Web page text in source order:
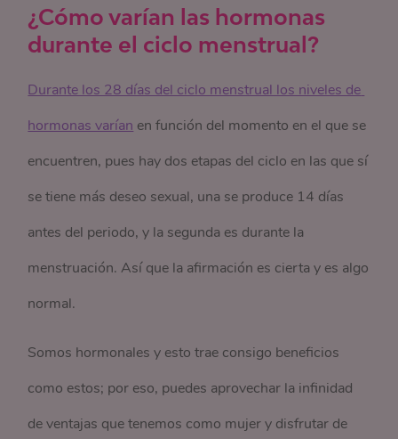
¿Cómo varían las hormonas
durante el ciclo menstrual?
Durante los 28 días del ciclo menstrual los niveles de
hormonas varían en función del momento en el que se
encuentren, pues hay dos etapas del ciclo en las que sí
se tiene más deseo sexual, una se produce 14 días
antes del periodo, y la segunda es durante la
menstruación. Así que la afirmación es cierta y es algo
normal.
Somos hormonales y esto trae consigo beneficios
como estos; por eso, puedes aprovechar la infinidad
de ventajas que tenemos como mujer y disfrutar de